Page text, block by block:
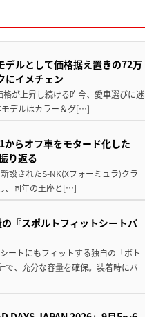
ルとして価格据え置きの72万
にイメチェン
が上昇し続ける昨今、愛車選びに迷
モデルはカラー＆グ[…]
からオフ車をモタード化した
り返る
設されたS-NK(Xフォーミュラ)クラ
、同年の王座と[…]
『スポルトフィットシートバ
ートにもフィットする独自の「ボト
で、充分な容量を確保。装着時にバ